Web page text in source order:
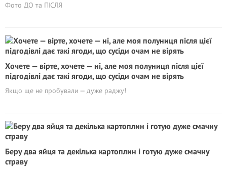
Фото ДО та ПІСЛЯ
Хочете — вірте, хочете — ні, але моя полуниця після цієї
підгодівлі дає такі ягоди, що сусіди очам не вірять
Якщо ще не пробували — дуже раджу!
Беру два яйця та декілька картоплин і готую дуже смачну
страву